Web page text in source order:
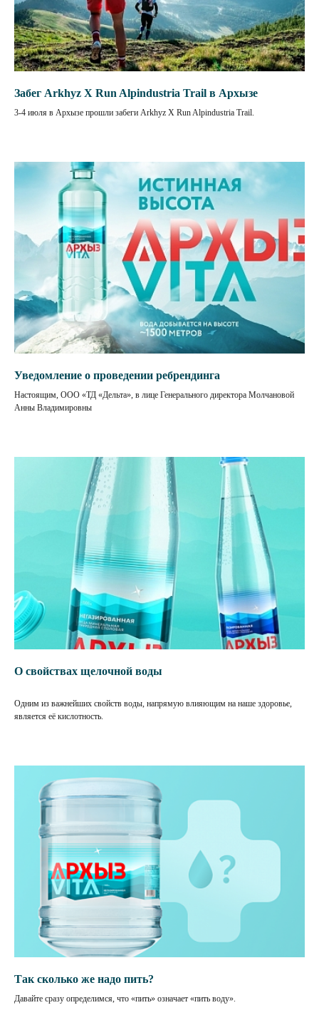
Забег Arkhyz X Run Alpindustria Trail в Архызе
3-4 июля в Архызе прошли забеги Arkhyz X Run Alpindustria Trail.
Уведомление о проведении ребрендинга
Настоящим, ООО «ТД «Дельта», в лице Генерального директора Молчановой
Анны Владимировны
О свойствах щелочной воды
Одним из важнейших свойств воды, напрямую влияющим на наше здоровье,
является её кислотность.
Так сколько же надо пить?
Давайте сразу определимся, что «пить» означает «пить воду».